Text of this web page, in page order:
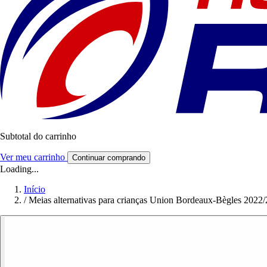
Subtotal do carrinho
Ver meu carrinho Continuar comprando
Loading...
Início
/ Meias alternativas para crianças Union Bordeaux-Bègles 2022/